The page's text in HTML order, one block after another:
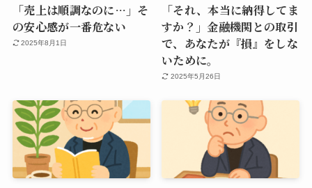
「売上は順調なのに…」そ
の安心感が一番危ない
2025年8月1日
「それ、本当に納得してま
すか？」金融機関との取引
で、あなたが『損』をしな
いために。
2025年5月26日